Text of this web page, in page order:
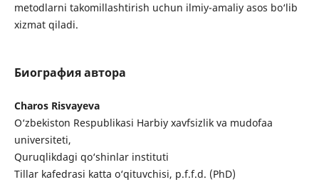
metodlarni takomillashtirish uchun ilmiy-amaliy asos bo‘lib
xizmat qiladi.
Биография автора
Charos Risvayeva
O‘zbekiston Respublikasi Harbiy xavfsizlik va mudofaa
universiteti,
Quruqlikdagi qo‘shinlar instituti
Tillar kafedrasi katta o‘qituvchisi, p.f.f.d. (PhD)